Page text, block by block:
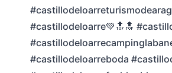
#castillodeloarre💚🔝🔝
#castillodeloarreboda